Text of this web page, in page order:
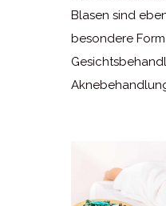
Blasen sind
besondere